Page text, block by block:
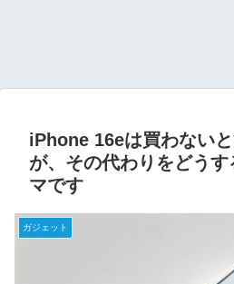
iPhone 16eは買わない
が、その代わりをどう
マです
ガジェット